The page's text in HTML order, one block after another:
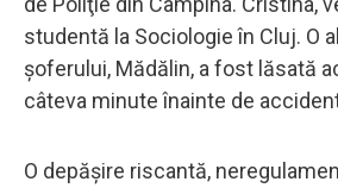
studentă la Sociologie în Cluj. O
şoferului, Mădălin, a fost lăsată
câteva minute înainte de
O depăşire riscantă,